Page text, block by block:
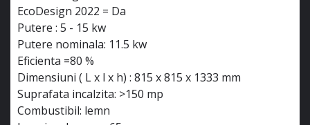
EcoDesign 2022 = Da
Putere : 5 - 15 kw
Putere nominala: 11.5 kw
Eficienta =80 %
Dimensiuni ( L x l x h) : 815 x 815 x 1333 mm
Suprafata incalzita: >150 mp
Combustibil: lemn